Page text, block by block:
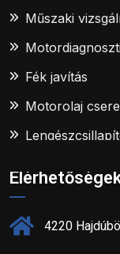
Műszaki
Fék javítás
Motorolaj csere
4220